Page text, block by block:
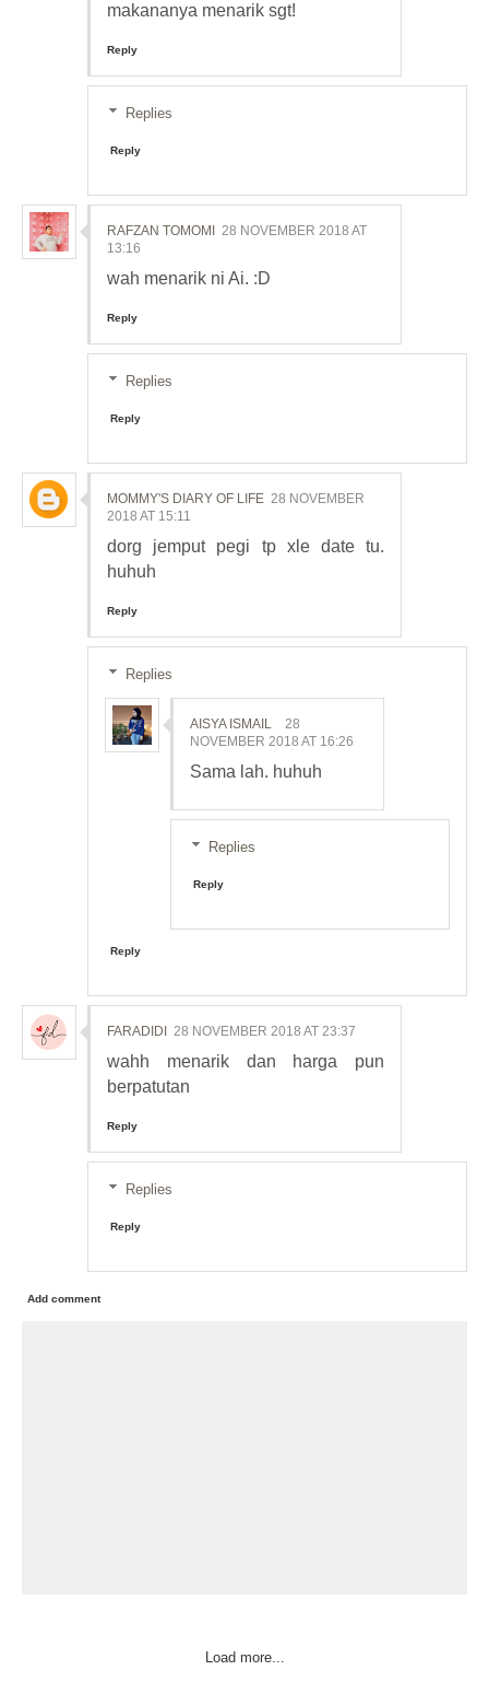
makananya menarik sgt!
Reply
Replies
Reply
RAFZAN TOMOMI 28 NOVEMBER 2018 AT
13:16
wah menarik ni Ai. :D
Reply
Replies
Reply
MOMMY'S DIARY OF LIFE 28 NOVEMBER
2018 AT 15:11
dorg jemput pegi tp xle date tu.
huhuh
Reply
Replies
AISYA ISMAIL
28
NOVEMBER 2018 AT 16:26
Sama lah. huhuh
Replies
Reply
Reply
FARADIDI 28 NOVEMBER 2018 AT 23:37
wahh menarik dan harga pun
berpatutan
Reply
Replies
Reply
Add comment
Load more...